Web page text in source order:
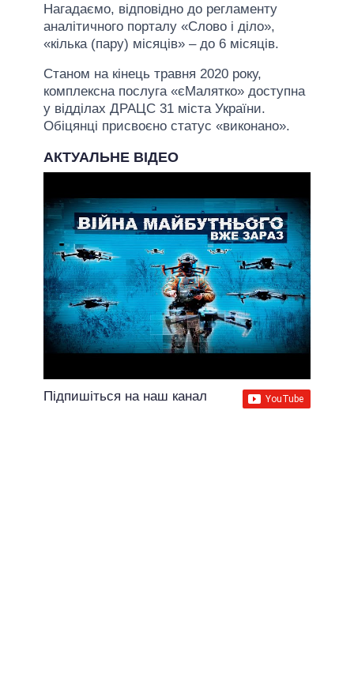
Нагадаємо, відповідно до регламенту
аналітичного порталу «Слово і діло»,
«кілька (пару) місяців» – до 6 місяців.
Станом на кінець травня 2020 року,
комплексна послуга «єМалятко» доступна
у відділах ДРАЦС 31 міста України.
Обіцянці присвоєно статус «виконано».
АКТУАЛЬНЕ ВІДЕО
Підпишіться на наш канал